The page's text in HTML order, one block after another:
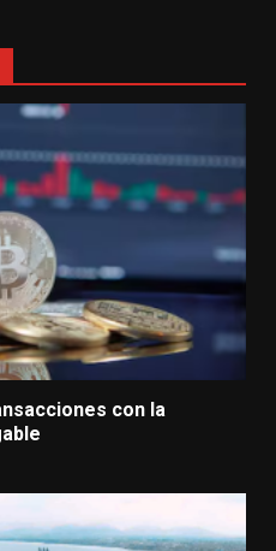
con la